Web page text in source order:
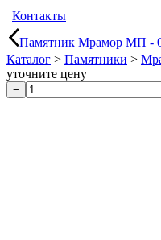
Контакты
Памятник Мрамор МП -
Каталог > Памятники >
уточните цену